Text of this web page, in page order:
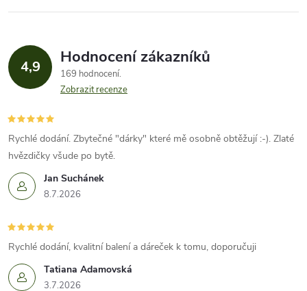
4,9 Hodnocení zákazníků
169 hodnocení
Zobrazit recenze
Jan Suchánek
8.7.2026
Rychlé dodání. Zbytečné "dárky" které mě osobně obtěžují :-). Zlaté
hvězdičky všude po bytě.
Tatiana Adamovská
3.7.2026
Rychlé dodání, kvalitní balení a dáreček k tomu, doporučuji